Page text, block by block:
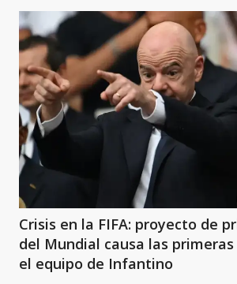
Crisis en la FIFA: proyecto de
del Mundial causa las
el equipo de Infantino